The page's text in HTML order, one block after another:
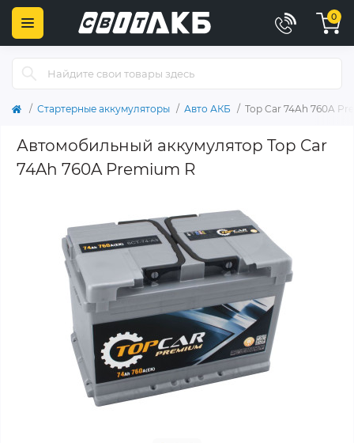
0
Стартерные аккумуляторы Авто АКБ Top Car 74Ah 760A
Автомобильный аккумулятор Top Car
74Ah 760A Premium R